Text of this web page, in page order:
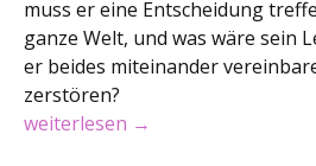
muss er eine Entscheidung
ganze Welt, und was wäre sein
er beides miteinander
zerstören?
Buchvorstellung: Nichts kommt
weiterlesen →